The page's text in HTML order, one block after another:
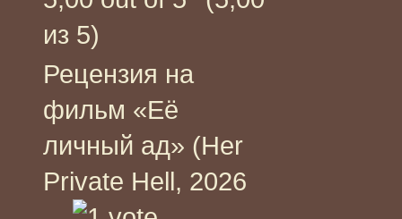
из 5)
Рецензия на
фильм «Её
личный ад» (Her
Private Hell, 2026